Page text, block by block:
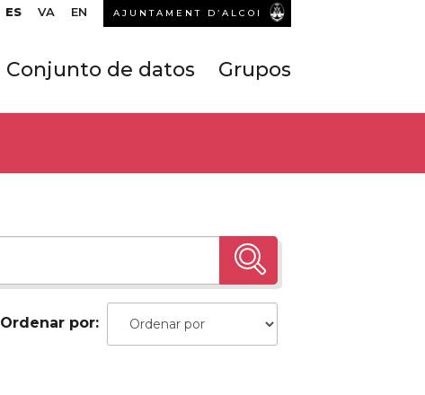
ES VA EN AJUNTAMENT D’ALCOI
Conjunto de datos Grupos
Ordenar por